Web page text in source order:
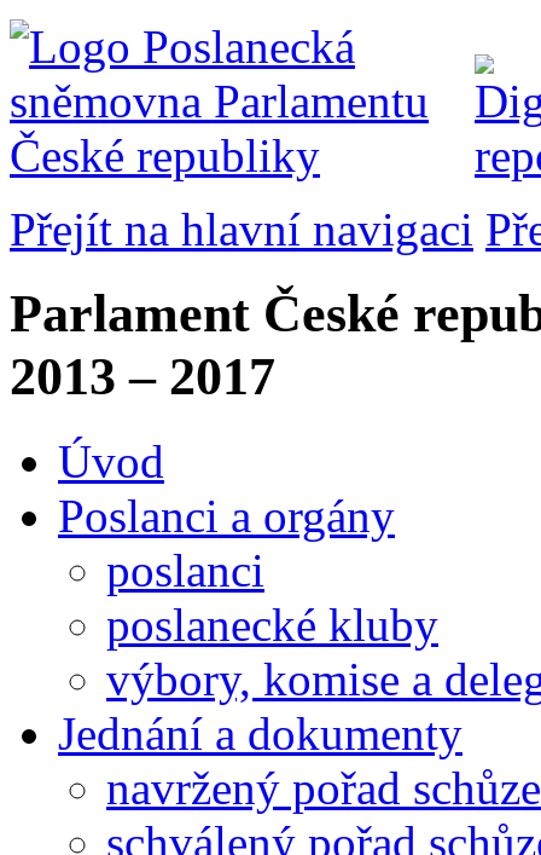
Přejít na hlavní navigaci
Parlament České
2013 – 2017
Úvod
Poslanci a orgány
poslanci
poslanecké kluby
výbory, komise a
Jednání a dokumenty
navržený pořad schůze
schválený pořad